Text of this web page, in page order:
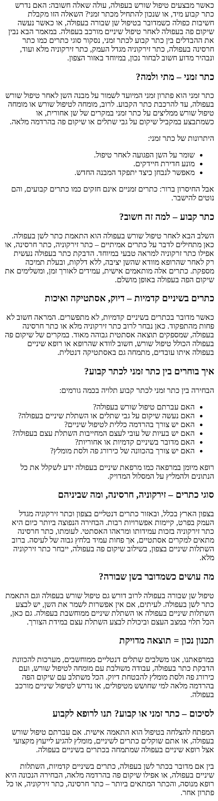
כאשר מבצעים טיפול שורש בעפולה, עולה שאלה חשובה: האם נדרש
כתר קבוע מיד, או שנכון להתחיל מכתר זמני? השאלה הזו מקבלת
חשיבות כפולה כשמדובר בטיפול שן שבורה בעפולה, או כאשר נעשה
שיקום פה בעפולה לאחר טיפול שיניים מורכב בעפולה. במאמר הבא נבין
את ההבדלים בין כתר קבוע לכתר זמני, נסקור סוגי כתרים כמו כתר
חרסינה בעפולה, כתר זירקוניה מגדל העמק, כתר זירקוניה מלא ועוד,
ונבהיר מדוע חשוב לבחור נכון, במיוחד באזור הצפון.
כתר זמני – מתי ולמה?
כתר זמני הוא פתרון זמני המיועד לשמור על מבנה השן לאחר טיפול שורש
בעפולה, עד להרכבת כתר הקבוע. לרוב, מומחה לטיפול שורש או מומחה
טיפול שורש ממליצים על כתר זמני במקרים של שן אחורית, או
כשמתבצע במקביל שיקום על גבי שתלים או שיקום פה בהרדמה מלאה.
היתרונות של כתר זמני:
שומר על השן הפגועה לאחר טיפול.
מונע חדירת חיידקים.
מאפשר לנבחן כיצד יתפקד המבנה החדש.
אבל החיסרון ברור: כתרים זמניים אינם חזקים כמו כתרים קבועים, והם
נוטים להישבר.
כתר קבוע – למה זה חשוב?
השלב הבא לאחר טיפול שורש בעפולה הוא התאמת כתר לשן בעפולה.
כאן מתחילים לדבר על כתרים אמיתיים – כתר זירקוניה, כתר חרסינה, או
אפילו כתר זרקוניה למראה טבעי במיוחד. הדבקת כתר בעפולה נעשית
רק לאחר שהרופא מוודא שהשן יציבה, ללא דלקות, ובעלת תמיכה
מספקת. כתרים אלה מותאמים אישית, עמידים לאורך זמן, ומשלימים את
שיקום הפה בעפולה באופן מושלם.
כתרים בשיניים קדמיות – דיוק, אסתטיקה ואיכות
כאשר מדובר בכתרים בשיניים קדמיות, לא מתפשרים. המראה חשוב לא
פחות מהתפקוד. כאן נבחר לרוב כתר זירקוניה מלא או כתר חרסינה
בעפולה, שמספקים תוצאה אסתטית גבוהה מאוד. במקרים של שיקום פה
בעפולה הכולל טיפול שורש, חשוב לוודא שהרופא או רופא שיניים
בעפולה איתו עובדים, מתמחה גם באסתטיקה דנטלית.
איך בוחרים בין כתר זמני לכתר קבוע?
הבחירה בין כתר זמני לכתר קבוע תלויה בכמה גורמים:
האם עברתם טיפול שורש בעפולה?
האם נעשה שיקום על גבי שתלים או השתלת שיניים בעפולה?
האם יש צורך בהרדמה כללית לטיפול שיניים?
האם יש בעיות של עובי לעצם המחייבות השתלת עצם בעפולה?
האם מדובר בשיניים קדמיות או אחוריות?
האם יש צורך בהכוונה של כירורג פה ולסת מומלץ?
רופא מיומן במרפאה כמו מרפאת שיניים בעפולה ידע לשקלל את כל
הנתונים ולהמליץ על המסלול המדויק.
סוגי כתרים – זירקוניה, חרסינה, ומה שביניהם
בצפון הארץ בכלל, ובאזור כתרים דנטליים בצפון וכתר זירקוניה מגדל
העמק בפרט, קיימות אפשרויות רבות. הבחירה הנפוצה ביותר כיום היא
כתר זירקוניה בזכות עמידותו ומראהו האסתטי. לעומתו, כתר חרסינה
מתאים למקרים אסתטיים, אך פחות עמיד בלחץ גבוה של לעיסה. ברוב
השתלות שיניים בצפון, בשילוב שיקום פה בעפולה, ייבחר כתר זירקוניה
מלא.
מה עושים כשמדובר בשן שבורה?
טיפול שן שבורה בעפולה לרוב דורש גם טיפול שורש בעפולה וגם התאמת
כתר לשן בעפולה. לעיתים, אם אין אפשרות לשמר את השן, יש לבצע
השתלות שיניים בעפולה או השתלת שיניים ממוחשבת בעפולה. גם כאן,
הכל תלוי במצב העצם וביכולת לבצע השתלת עצם במידת הצורך.
תכנון נכון = תוצאה מדויקת
במרפאתנו, אנו משלבים שתלים דנטליים ממוחשבים, מערכות להכוונת
הדבקת כתר בעפולה, עבודה משולבת עם מומחה לטיפול שורש, ועם
כירורג פה ולסת מומלץ להבטחת דיוק. הכל משתלב עם שיקום הפה
בהרדמה מלאה למי שחושש מטיפולים, או נדרש לטיפול שיניים מורכב
בעפולה.
לסיכום – כתר זמני או קבוע? תנו לרופא לקבוע
המפתח להצלחה בטיפול הוא התאמה אישית. אם עברתם טיפול שורש
בעפולה, או אתם שוקלים כתרים לשיניים, מומלץ להגיע לייעוץ מקצועי
אצל רופא שיניים בעפולה שמתמחה בכתרים בשיניים בעפולה.
בין אם מדובר בכתר לשן בעפולה, כתרים בשיניים קדמיות, השתלות
שיניים בעפולה, או אפילו שיקום פה בהרדמה מלאה, הבחירה הנכונה היא
רופא מנוסה, והכתר המתאים ביותר – כתר חרסינה, כתר זירקוניה, או כל
פתרון אחר.